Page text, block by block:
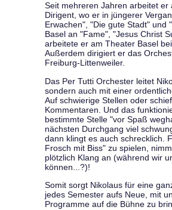
Seit mehreren Jahren arbeitet
Dirigent, wo er in jüngerer
Erwachen", "Die gute Stadt" und
Basel an "Fame", "Jesus Christ
arbeitete er am Theater Basel
Außerdem dirigiert er das
Freiburg-Littenweiler.
Das Per Tutti Orchester leitet
sondern auch mit einer
Auf schwierige Stellen oder
Kommentaren. Und das
bestimmte Stelle "vor Spaß
nächsten Durchgang viel
dann klingt es auch schrecklich.
Frosch mit Biss" zu spielen,
plötzlich Klang an (während wir
können...?)!
Somit sorgt Nikolaus für eine
jedes Semester aufs Neue, mit
Programme auf die Bühne zu